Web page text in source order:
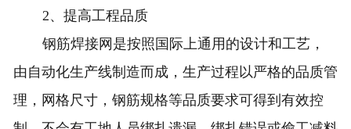
2、提高工程品质
钢筋焊接网是按照国际上通用的设计和工艺，
由自动化生产线制造而成，生产过程以严格的品质管
理，网格尺寸，钢筋规格等品质要求可得到有效控